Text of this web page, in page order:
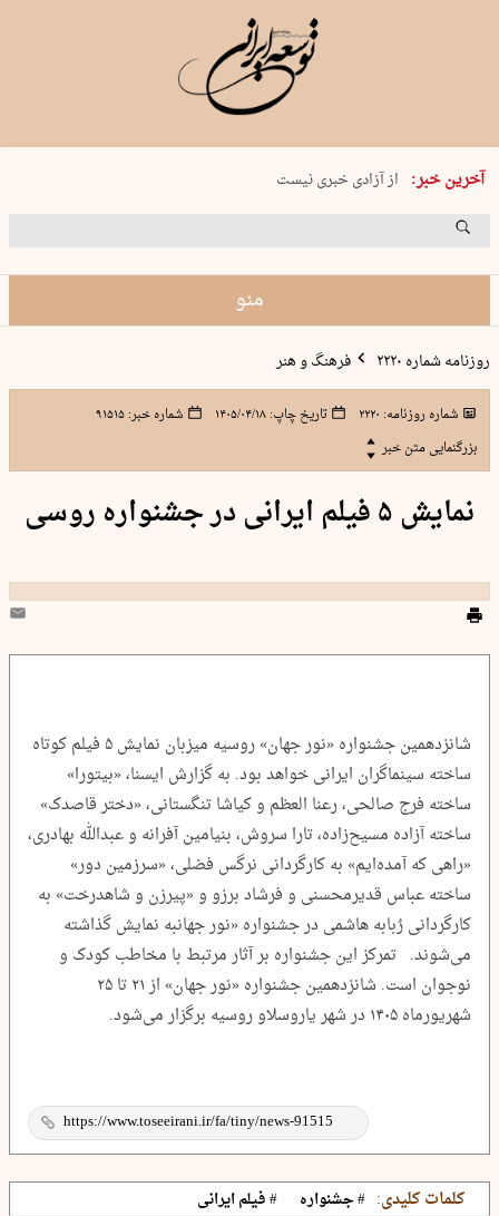
آخرین خبر:
یکشنبه 18 مرداد 1405 شماره 2245
از آزادی خبری نیست
۸۸۸ نفر سال گذشته بر اثر غرق‌شدگی جان …
منو
روزنامه شماره ۲۲۲۰ فرهنگ و هنر
شماره روزنامه: ۲۲۲۰ تاریخ چاپ:۱۴۰۵/۰۴/۱۸ شماره خبر:۹۱۵۱۵
بزرگنمایی متن خبر
نمایش ۵ فیلم ایرانی در جشنواره روسی
شانزدهمین جشنواره «نور جهان» روسیه میزبان نمایش ۵ فیلم کوتاه
ساخته سینماگران ایرانی خواهد بود. به گزارش ایسنا، «بیتورا»
ساخته فرج صالحی، رعنا العظم و کیاشا تنگستانی، «دختر قاصدک»
ساخته آزاده مسیح‌زاده، تارا سروش، بنیامین آفرانه و عبدالله بهادری،
«راهی که آمده‌ایم» به کارگردانی نرگس فضلی، «سرزمین دور»
ساخته عباس قدیرمحسنی و فرشاد برزو و «پیرزن و شاهدرخت» به
کارگردانی رُبابه هاشمی در جشنواره «نور جهانبه نمایش گذاشته
می‌شوند. تمرکز این جشنواره بر آثار مرتبط با مخاطب کودک و
نوجوان است. شانزدهمین جشنواره «نور جهان» از ۲۱ تا ۲۵
شهریورماه ۱۴۰۵ در شهر یاروسلاو روسیه برگزار می‌شود.
کلمات کلیدی: # جشنواره # فیلم ایرانی